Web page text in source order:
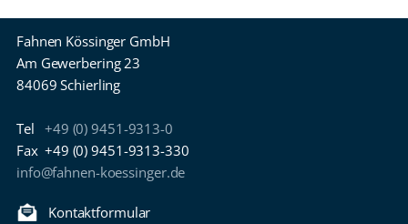
Fahnen Kössinger GmbH
Am Gewerbering 23
84069 Schierling
Tel +49 (0) 9451-9313-0
Fax +49 (0) 9451-9313-330
info@fahnen-koessinger.de
Kontaktformular